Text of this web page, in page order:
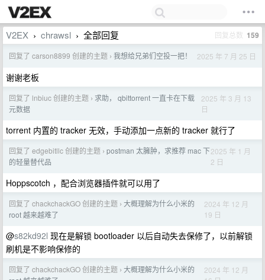
V2EX › chrawsl › 全部回复 回复总数 159
回复了 carson8899 创建的主题 › 我想给兄弟们空投一把！ 2025 年 7 月 25 日
谢谢老板
回复了 lnbiuc 创建的主题 › 求助， qbittorrent 一直卡在下载
元数据
2025 年 3 月 13
日
torrent 内置的 tracker 无效，手动添加一点新的 tracker 就行了
回复了 edgebitllc 创建的主题 › postman 太臃肿，求推荐 mac 下
的轻量替代品
2025 年 1 月
2 日
Hoppscotch ，配合浏览器插件就可以用了
回复了 chackchackGO 创建的主题 › 大概理解为什么小米的
root 越来越难了
2024 年 12 月
19 日
@s82kd92l 现在是解锁 bootloader 以后自动失去保修了，以前解锁
刷机是不影响保修的
回复了 chackchackGO 创建的主题 › 大概理解为什么小米的
2024 年 12 月